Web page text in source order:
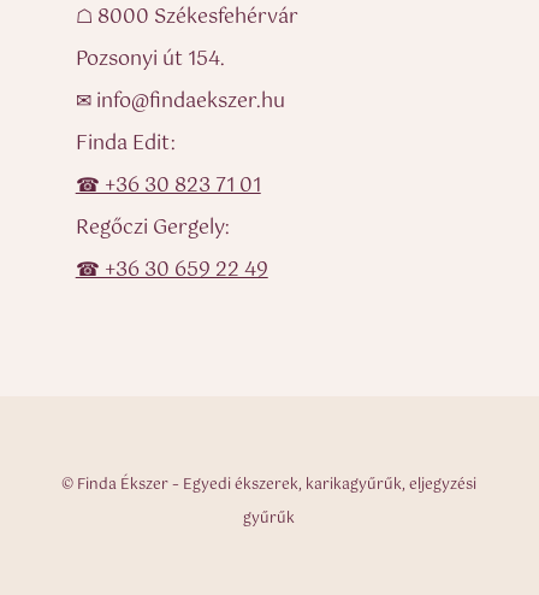
☖ 8000 Székesfehérvár
Pozsonyi út 154.
✉ info@findaekszer.hu
Finda Edit:
☎ +36 30 823 71 01
Regőczi Gergely:
☎ +36 30 659 22 49
© Finda Ékszer – Egyedi ékszerek, karikagyűrűk, eljegyzési
gyűrűk